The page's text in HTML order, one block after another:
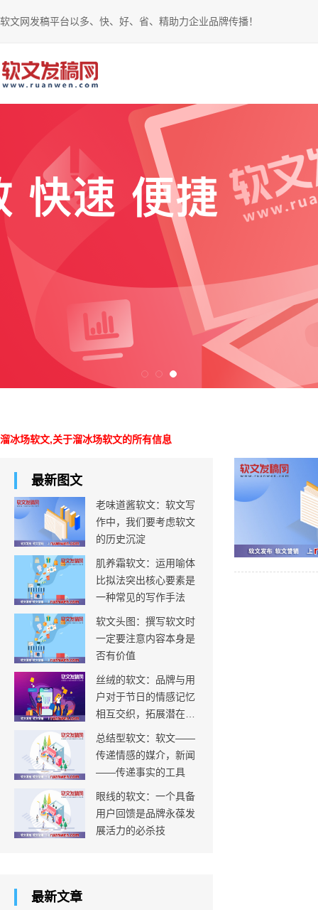
软文网发稿平台以多、快、好、省、精助力企业品牌传播！
溜冰场软文,关于溜冰场软文的所有信息
最新图文
老味道酱软文：软文写
作中，我们要考虑软文
的历史沉淀
肌养霜软文：运用喻体
比拟法突出核心要素是
一种常见的写作手法
软文头图：撰写软文时
一定要注意内容本身是
否有价值
丝绒的软文：品牌与用
户对于节日的情感记忆
相互交织，拓展潜在消
费群体的边界
总结型软文：软文——
传递情感的媒介，新闻
——传递事实的工具
眼线的软文：一个具备
用户回馈是品牌永葆发
展活力的必杀技
最新文章